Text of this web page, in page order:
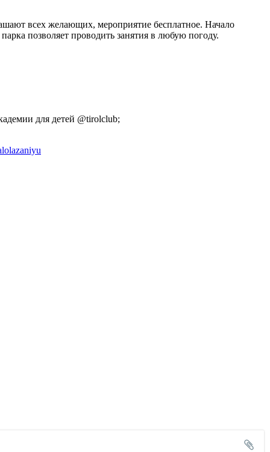
всех желающих, мероприятие бесплатное. Начало
позволяет проводить занятия в любую погоду.
для детей @tirolclub;